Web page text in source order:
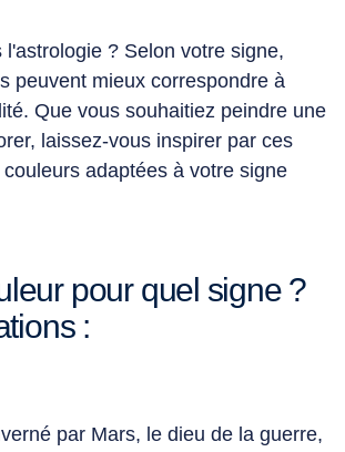
l'astrologie ? Selon votre signe,
peuvent mieux correspondre à
Que vous souhaitiez peindre une
laissez-vous inspirer par ces
couleurs adaptées à votre signe
pour quel signe ?
:
par Mars, le dieu de la guerre,